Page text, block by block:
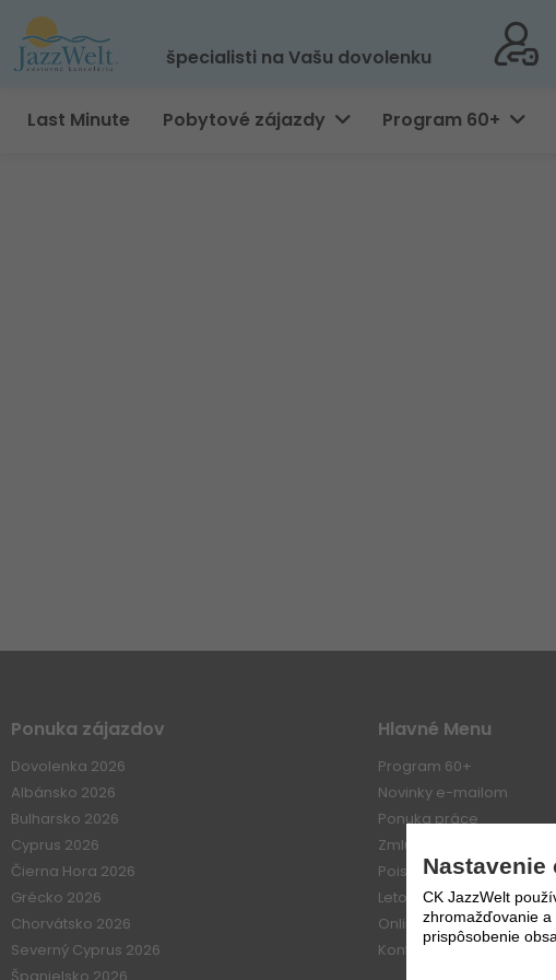
špecialisti na Vašu dovolenku
Last Minute Pobytové zájazdy Program 60+
Ponuka zájazdov
Dovolenka 2026
Albánsko 2026
Bulharsko 2026
Cyprus 2026
Čierna Hora 2026
Grécko 2026
Chorvátsko 2026
Severný Cyprus 2026
Hlavné Menu
Program 60+
Novinky e-mailom
Ponuka práce
Zmluvné vzťahy /
Poistenie
Letové poriadky a
Online platba
Kontakt
Nastavenie
CK JazzWelt
zhromažďovanie
prispôsobenie